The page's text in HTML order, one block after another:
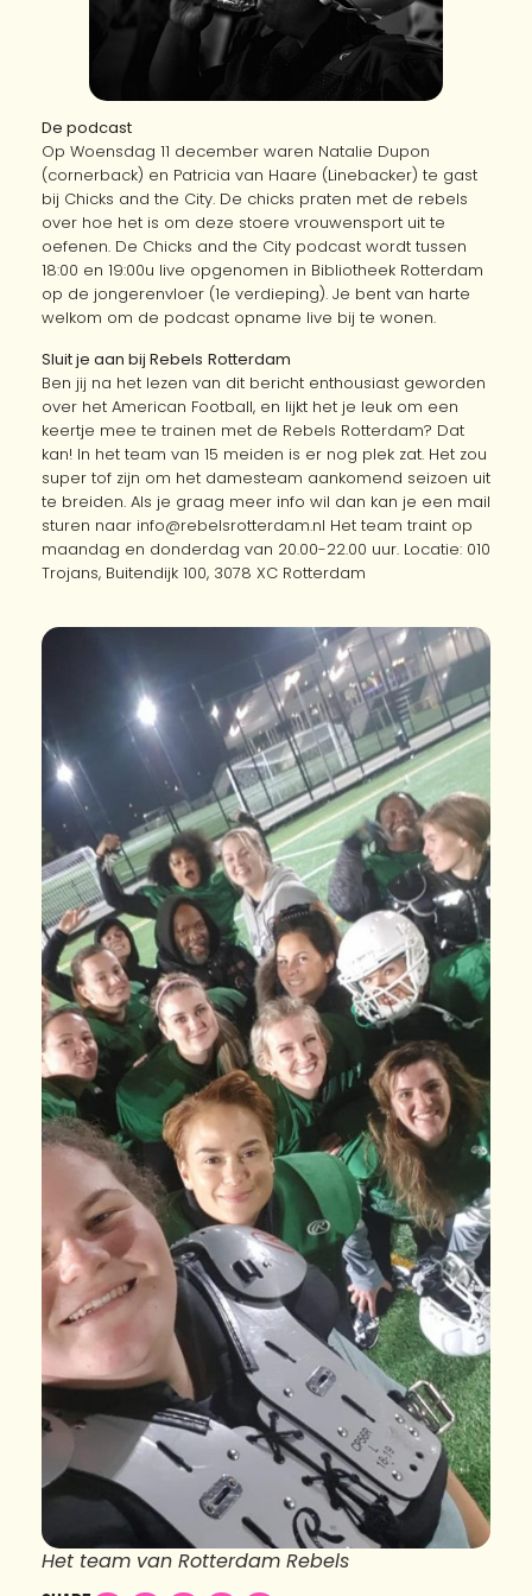
De podcast
Op Woensdag 11 december waren Natalie Dupon
(cornerback) en Patricia van Haare (Linebacker) te gast
bij Chicks and the City. De chicks praten met de rebels
over hoe het is om deze stoere vrouwensport uit te
oefenen. De Chicks and the City podcast wordt tussen
18:00 en 19:00u live opgenomen in Bibliotheek Rotterdam
op de jongerenvloer (1e verdieping). Je bent van harte
welkom om de podcast opname live bij te wonen.
Sluit je aan bij Rebels Rotterdam
Ben jij na het lezen van dit bericht enthousiast geworden
over het American Football, en lijkt het je leuk om een
keertje mee te trainen met de Rebels Rotterdam? Dat
kan! In het team van 15 meiden is er nog plek zat. Het zou
super tof zijn om het damesteam aankomend seizoen uit
te breiden. Als je graag meer info wil dan kan je een mail
sturen naar info@rebelsrotterdam.nl Het team traint op
maandag en donderdag van 20.00-22.00 uur. Locatie: 010
Trojans, Buitendijk 100, 3078 XC Rotterdam
Het team van Rotterdam Rebels